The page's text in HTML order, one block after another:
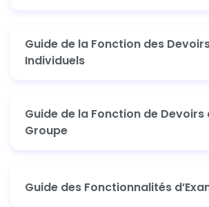
Guide de la Fonction des
Individuels
Guide de la Fonction de Devoirs
Groupe
Guide des Fonctionnalités